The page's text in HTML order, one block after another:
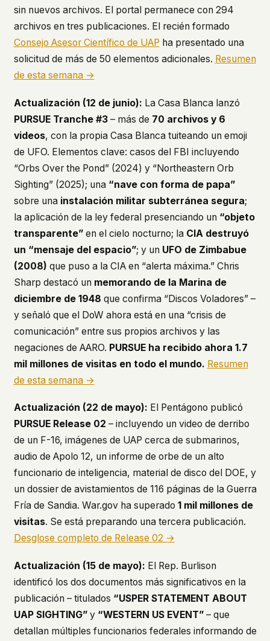
sin nuevos archivos. El portal permanece con 294
archivos en tres publicaciones. El recién formado
Consejo Asesor Científico de UAP ha presentado una
solicitud de más de 50 elementos adicionales. Resumen
de esta semana →
Actualización (12 de junio): La Casa Blanca lanzó
PURSUE Tranche #3– más de 70 archivos y 6
videos, con la propia Casa Blanca tuiteando un emoji
de UFO. Elementos clave: casos del FBI incluyendo
“Orbs Over the Pond” (2024) y “Northeastern Orb
Sighting” (2025); una “nave con forma de papa”
sobre una instalación militar subterránea segura;
la aplicación de la ley federal presenciando un “objeto
transparente”en el cielo nocturno; la CIA destruyó
un “mensaje del espacio”; y un UFO de Zimbabue
(2008) que puso a la CIA en “alerta máxima.” Chris
Sharp destacó un memorando de la Marina de
diciembre de 1948 que confirma “Discos Voladores” –
y señaló que el DoW ahora está en una “crisis de
comunicación” entre sus propios archivos y las
negaciones de AARO. PURSUE ha recibido ahora 1.7
mil millones de visitas en todo el mundo. Resumen
de esta semana →
Actualización (22 de mayo): El Pentágono publicó
PURSUE Release 02 – incluyendo un video de derribo
de un F-16, imágenes de UAP cerca de submarinos,
audio de Apolo 12, un informe de orbe de un alto
funcionario de inteligencia, material de disco del DOE, y
un dossier de avistamientos de 116 páginas de la Guerra
Fría de Sandia. War.gov ha superado 1 mil millones de
visitas. Se está preparando una tercera publicación.
Desglose completo de Release 02 →
Actualización (15 de mayo): El Rep. Burlison
identificó los dos documentos más significativos en la
publicación – titulados “USPER STATEMENT ABOUT
UAP SIGHTING”y “WESTERN US EVENT”– que
detallan múltiples funcionarios federales informando de